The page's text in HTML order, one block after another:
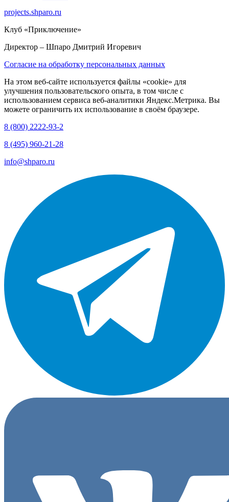
projects.shparo.ru
Клуб «Приключение»
Директор – Шпаро Дмитрий Игоревич
Согласие на обработку персональных данных
На этом веб-сайте используется файлы «cookie» для
улучшения пользовательского опыта, в том числе с
использованием сервиса веб-аналитики Яндекс.Метрика. Вы
можете ограничить их использование в своём браузере.
8 (800) 2222-93-2
8 (495) 960-21-28
info@shparo.ru